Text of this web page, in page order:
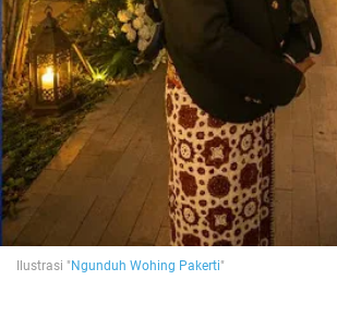
Ilustrasi " Ngunduh Wohing Pakerti"